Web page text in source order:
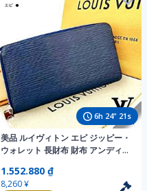
6h 24" 20 s
美品 ルイヴィトン エピ ジッピー・
ウォレット 長財布 財布 アンディゴ
VUITTON M61873 1円～ ★99
1.552.880 ₫
8,260 ¥